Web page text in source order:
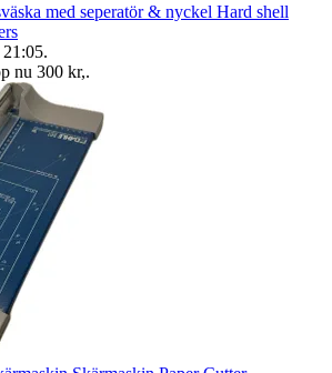
med seperatör & nyckel Hard shell
21:05.
nu 300 kr,.